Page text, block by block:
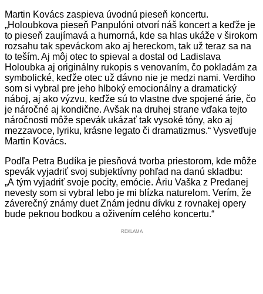
Martin Kovács zaspieva úvodnú pieseň koncertu.
„Holoubkova pieseň Panpulóni otvorí náš koncert a keďže je
to pieseň zaujímavá a humorná, kde sa hlas ukáže v širokom
rozsahu tak speváckom ako aj hereckom, tak už teraz sa na
to teším. Aj môj otec to spieval a dostal od Ladislava
Holoubka aj originálny rukopis s venovaním, čo pokladám za
symbolické, keďže otec už dávno nie je medzi nami. Verdiho
som si vybral pre jeho hlboký emocionálny a dramatický
náboj, aj ako výzvu, keďže sú to vlastne dve spojené árie, čo
je náročné aj kondične. Avšak na druhej strane vďaka tejto
náročnosti môže spevák ukázať tak vysoké tóny, ako aj
mezzavoce, lyriku, krásne legato či dramatizmus.“ Vysvetľuje
Martin Kovács.
Podľa Petra Budíka je piesňová tvorba priestorom, kde môže
spevák vyjadriť svoj subjektívny pohľad na danú skladbu:
„A tým vyjadriť svoje pocity, emócie. Áriu Vaška z Predanej
nevesty som si vybral lebo je mi blízka naturelom. Verím, že
záverečný známy duet Znám jednu dívku z rovnakej opery
bude peknou bodkou a oživením celého koncertu.“
REKLAMA